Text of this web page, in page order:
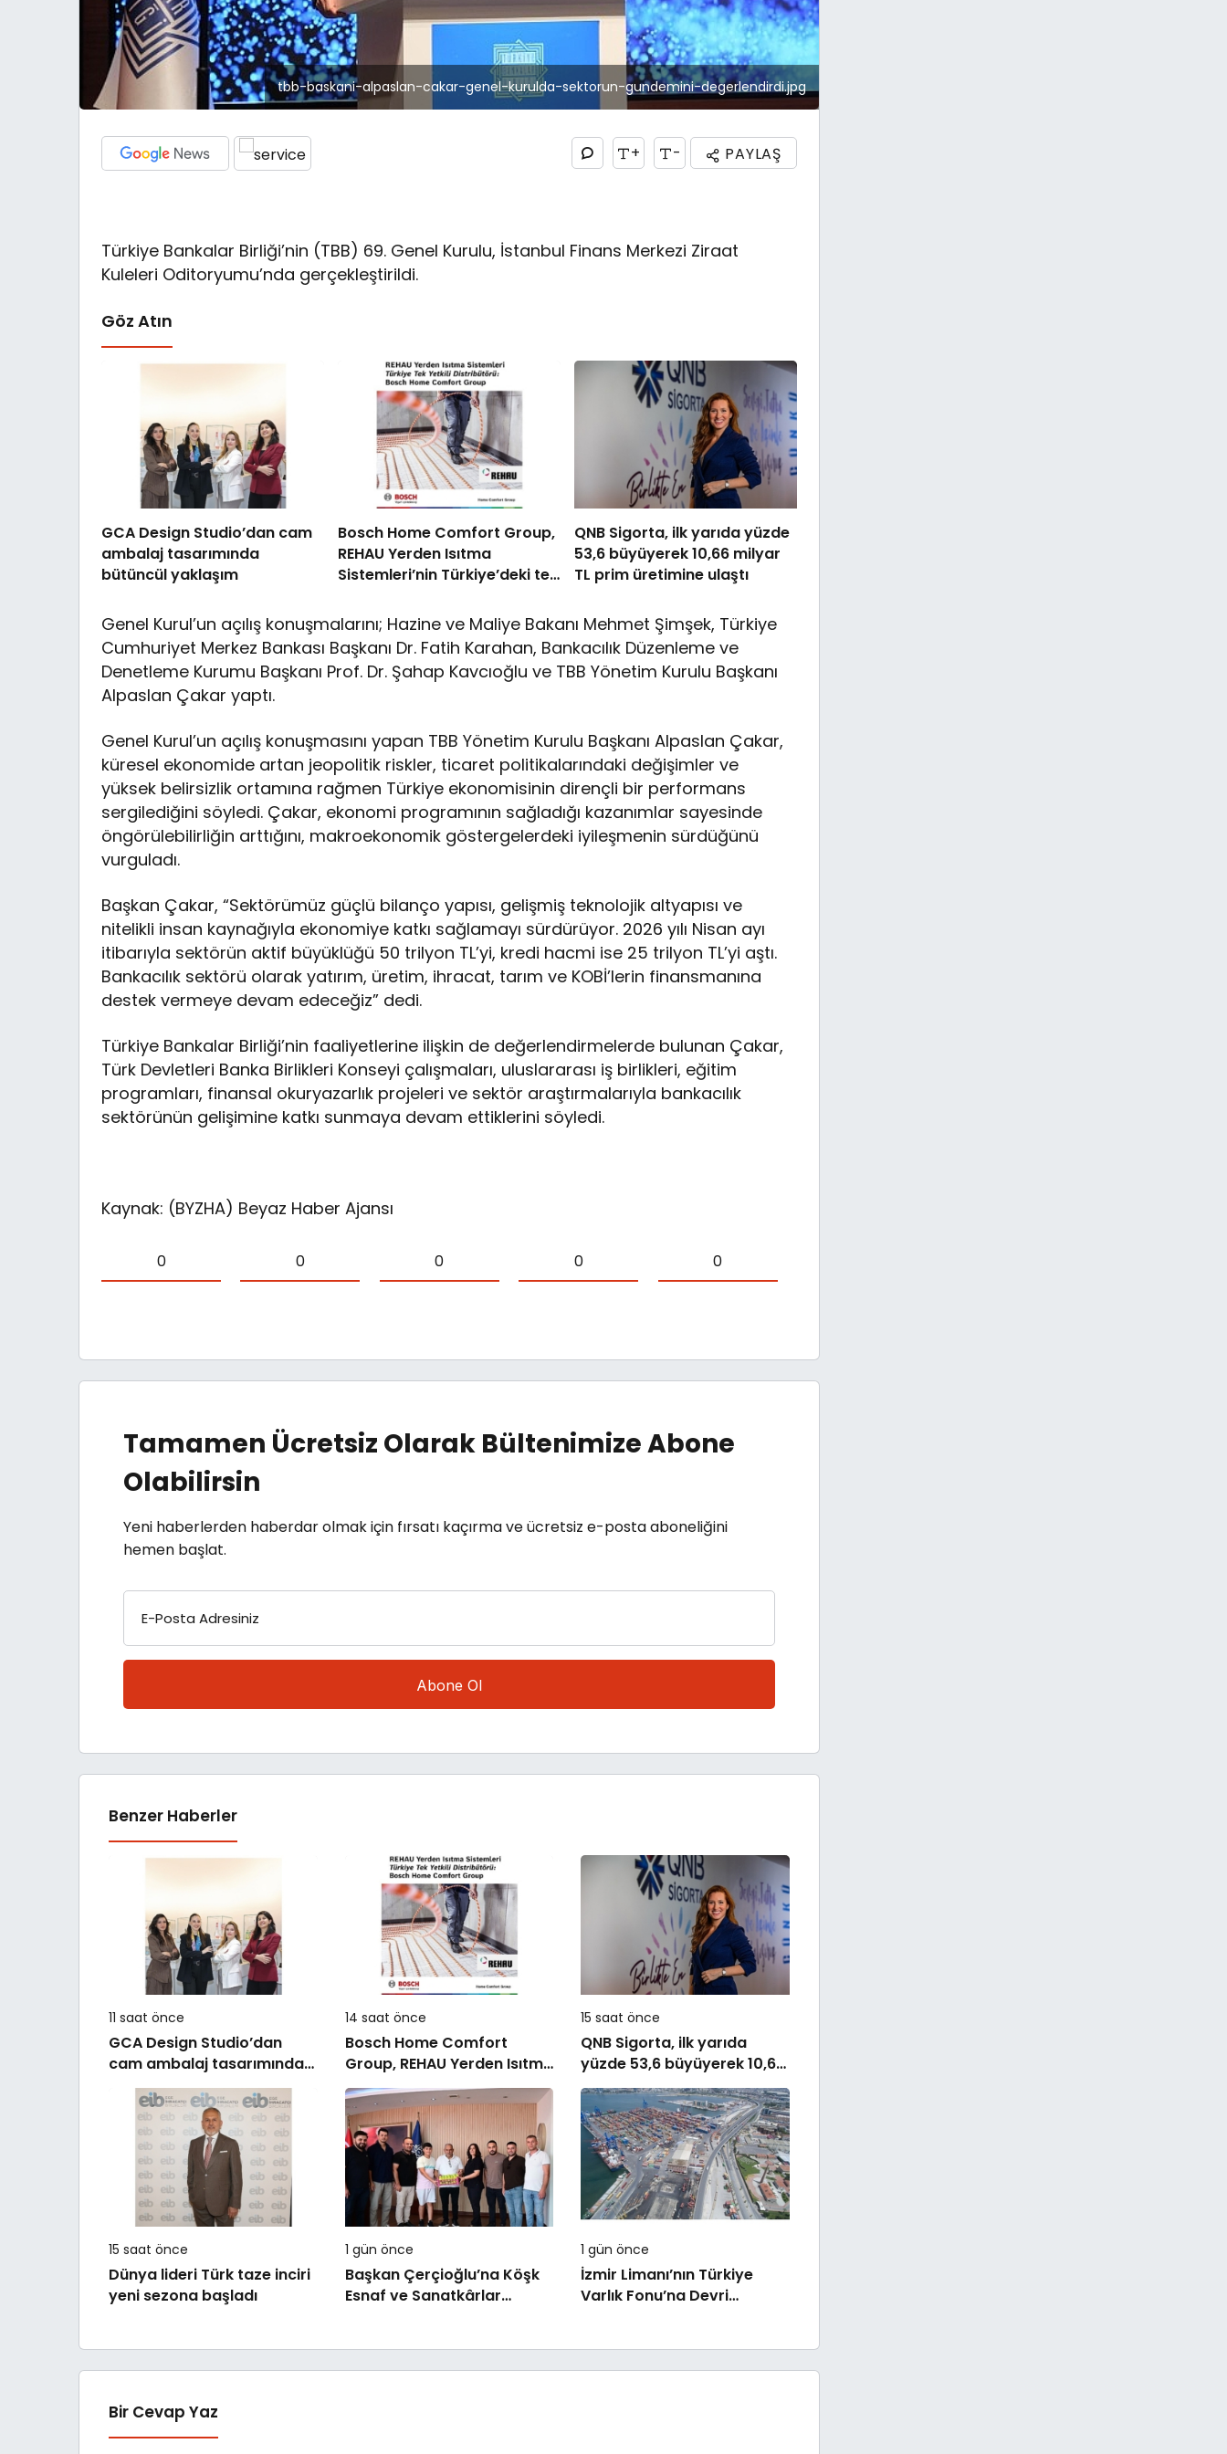
tbb-baskani-alpaslan-cakar-genel-kurulda-sektorun-gundemini-degerlendirdi.jpg
+ - PAYLAŞ
Türkiye Bankalar Birliği’nin (TBB) 69. Genel Kurulu, İstanbul Finans Merkezi Ziraat
Kuleleri Oditoryumu’nda gerçekleştirildi.
Göz Atın
GCA Design Studio’dan cam
ambalaj tasarımında
bütüncül yaklaşım
Bosch Home Comfort Group,
REHAU Yerden Isıtma
Sistemleri’nin Türkiye’deki tek
QNB Sigorta, ilk yarıda yüzde
53,6 büyüyerek 10,66 milyar
TL prim üretimine ulaştı
Genel Kurul’un açılış konuşmalarını; Hazine ve Maliye Bakanı Mehmet Şimşek, Türkiye
Cumhuriyet Merkez Bankası Başkanı Dr. Fatih Karahan, Bankacılık Düzenleme ve
Denetleme Kurumu Başkanı Prof. Dr. Şahap Kavcıoğlu ve TBB Yönetim Kurulu Başkanı
Alpaslan Çakar yaptı.
Genel Kurul’un açılış konuşmasını yapan TBB Yönetim Kurulu Başkanı Alpaslan Çakar,
küresel ekonomide artan jeopolitik riskler, ticaret politikalarındaki değişimler ve
yüksek belirsizlik ortamına rağmen Türkiye ekonomisinin dirençli bir performans
sergilediğini söyledi. Çakar, ekonomi programının sağladığı kazanımlar sayesinde
öngörülebilirliğin arttığını, makroekonomik göstergelerdeki iyileşmenin sürdüğünü
vurguladı.
Başkan Çakar, “Sektörümüz güçlü bilanço yapısı, gelişmiş teknolojik altyapısı ve
nitelikli insan kaynağıyla ekonomiye katkı sağlamayı sürdürüyor. 2026 yılı Nisan ayı
itibarıyla sektörün aktif büyüklüğü 50 trilyon TL’yi, kredi hacmi ise 25 trilyon TL’yi aştı.
Bankacılık sektörü olarak yatırım, üretim, ihracat, tarım ve KOBİ’lerin finansmanına
destek vermeye devam edeceğiz” dedi.
Türkiye Bankalar Birliği’nin faaliyetlerine ilişkin de değerlendirmelerde bulunan Çakar,
Türk Devletleri Banka Birlikleri Konseyi çalışmaları, uluslararası iş birlikleri, eğitim
programları, finansal okuryazarlık projeleri ve sektör araştırmalarıyla bankacılık
sektörünün gelişimine katkı sunmaya devam ettiklerini söyledi.
Kaynak: (BYZHA) Beyaz Haber Ajansı
0 0 0 0 0
Tamamen Ücretsiz Olarak Bültenimize Abone
Olabilirsin
Yeni haberlerden haberdar olmak için fırsatı kaçırma ve ücretsiz e-posta aboneliğini
hemen başlat.
E-Posta Adresiniz
Benzer Haberler
11 saat önce
GCA Design Studio’dan
cam ambalaj tasarımında
bütüncül yaklaşım
14 saat önce
Bosch Home Comfort
Group, REHAU Yerden Isıtma
Sistemleri’nin Türkiye’deki
tek yetkili distribütörü oldu
15 saat önce
QNB Sigorta, ilk yarıda
yüzde 53,6 büyüyerek 10,66
milyar TL prim üretimine
ulaştı
15 saat önce
Dünya lideri Türk taze inciri
yeni sezona başladı
1 gün önce
Başkan Çerçioğlu’na Köşk
Esnaf ve Sanatkârlar
1 gün önce
İzmir Limanı’nın Türkiye
Varlık Fonu’na Devri
Bir Cevap Yaz